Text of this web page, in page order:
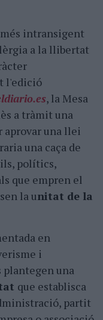
intransigent
a la llibertat
l'edició
, la Mesa
a tràmit una
una llei
una caça de
polítics,
que empren el
la unitat de la
en
i
una
que establisca
partit